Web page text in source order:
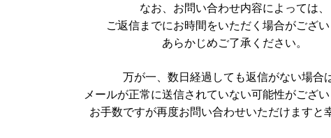
なお、お問い合わせ内容によっては、
ご返信までにお時間をいただく場合がござい
あらかじめご了承ください。
万が一、数日経過しても返信がない場合は
メールが正常に送信されていない可能性がござい
お手数ですが再度お問い合わせいただけますと